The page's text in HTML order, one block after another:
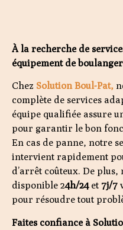
À la recherche de
équipement de
Chez Solution Boul-Pat,
complète de services
équipe qualifiée assure
pour garantir le bon
En cas de panne, notre
intervient rapidement
d’arrêt coûteux. De
disponible 24h/24et 7j/7
pour résoudre tout
Faites confiance à